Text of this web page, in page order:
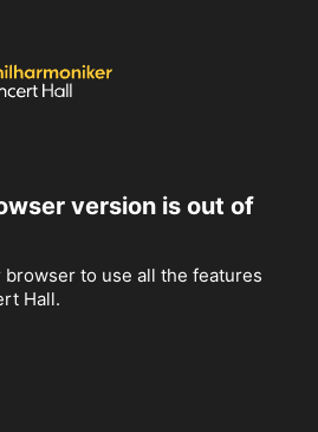
version is out of
browser to use all the features
Hall.